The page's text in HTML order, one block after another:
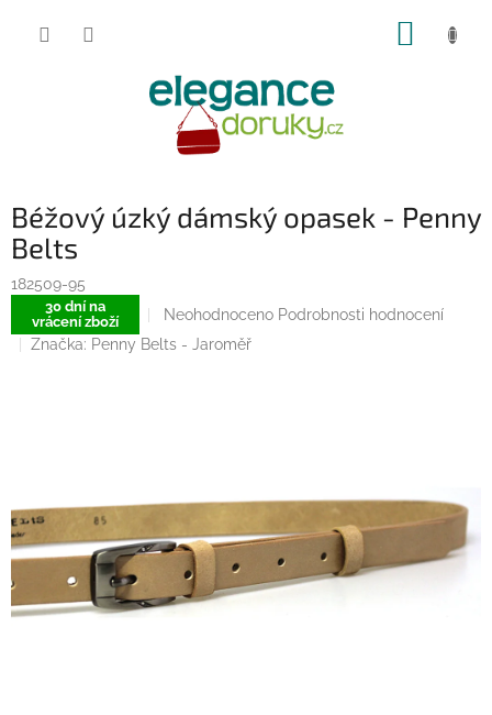
Béžový úzký dámský opasek - Penny
Belts
182509-95
30 dní na
vrácení zboží
Průměrné
hodnocení
produktu
Neohodnoceno Podrobnosti hodnocení
Značka: Penny Belts - Jaroměř